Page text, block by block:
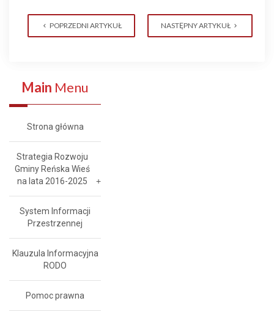
POPRZEDNI ARTYKUŁ NASTĘPNY ARTYKUŁ
Main Menu
Strona główna
Strategia Rozwoju
Gminy Reńska Wieś
na lata 2016-2025
System Informacji
Przestrzennej
Klauzula Informacyjna
RODO
Pomoc prawna